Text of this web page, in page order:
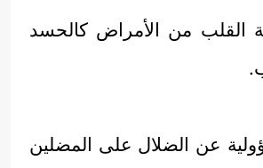
القلب من الأمراض كالحسد
عن الضلال على المضلين